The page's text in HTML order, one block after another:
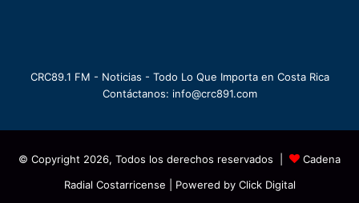
CRC89.1 FM - Noticias - Todo Lo Que Importa en Costa Rica
Contáctanos: info@crc891.com
© Copyright 2026, Todos los derechos reservados |
Cadena
Radial Costarricense | Powered by Click Digital